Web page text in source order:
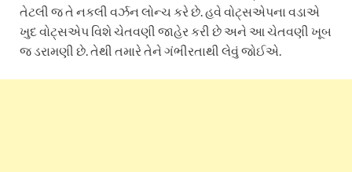
તેટલી જ તે નકલી વર્ઝન લોન્ચ કરે છે. હવે વોટ્સએપના વડાએ
ખુદ વોટ્સએપ વિશે ચેતવણી જાહેર કરી છે અને આ ચેતવણી ખૂબ
જ ડરામણી છે. તેથી તમારે તેને ગંભીરતાથી લેવું જોઈએ.